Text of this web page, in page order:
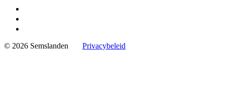
© 2026 Semslanden Privacybeleid